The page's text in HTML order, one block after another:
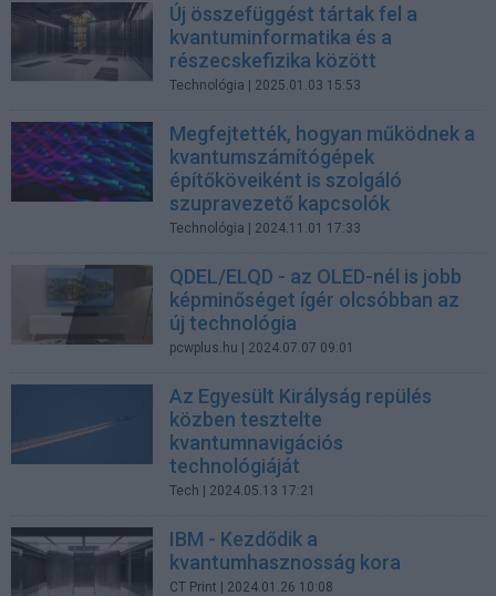
Új összefüggést tártak fel a
kvantuminformatika és a
részecskefizika között
Technológia | 2025.01.03 15:53
Megfejtették, hogyan működnek a
kvantumszámítógépek
építőköveiként is szolgáló
szupravezető kapcsolók
Technológia | 2024.11.01 17:33
QDEL/ELQD - az OLED-nél is jobb
képminőséget ígér olcsóbban az
új technológia
pcwplus.hu | 2024.07.07 09:01
Az Egyesült Királyság repülés
közben tesztelte
kvantumnavigációs
technológiáját
Tech | 2024.05.13 17:21
IBM - Kezdődik a
kvantumhasznosság kora
CT Print | 2024.01.26 10:08